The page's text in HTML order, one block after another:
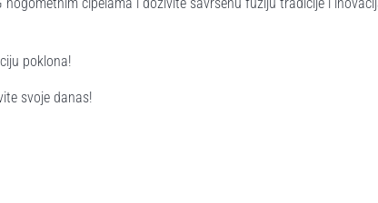
poklona!
svoje danas!